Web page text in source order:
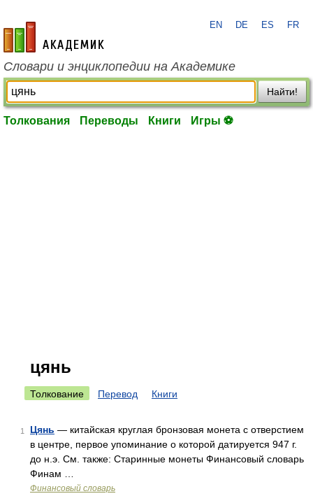
academic.ru
EN DE ES FR
Словари и энциклопедии на Академике
Найти!
Толкования Переводы Книги Игры ⚽
цянь
Толкование Перевод Книги
1 Цянь — китайская круглая бронзовая монета с отверстием
в центре, первое упоминание о которой датируется 947 г.
до н.э. См. также: Старинные монеты Финансовый словарь
Финам …
Финансовый словарь